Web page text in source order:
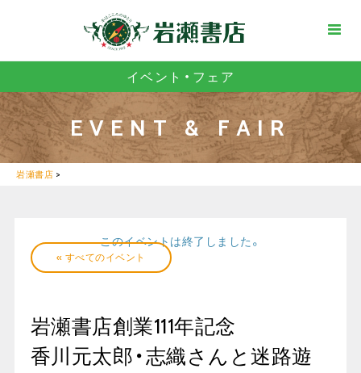
イベント・フェア
EVENT & FAIR
岩瀬書店 >
« すべてのイベント
このイベントは終了しました。
岩瀬書店創業111年記念
香川元太郎・志織さんと迷路遊